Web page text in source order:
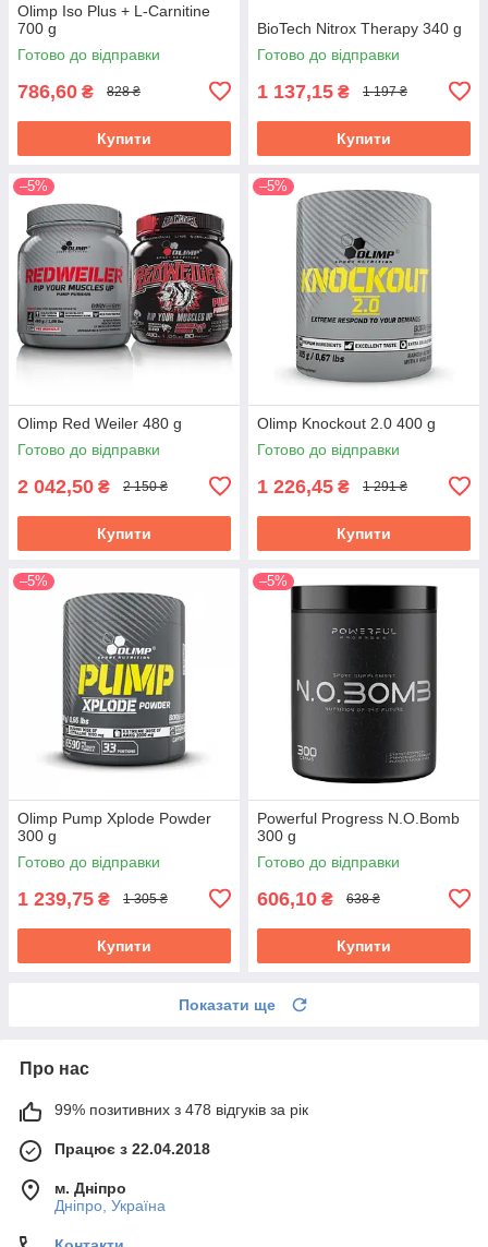
Olimp Iso Plus + L-Carnitine
700 g
Готово до відправки
786,60 ₴ 828 ₴
Купити
BioTech Nitrox Therapy 340 g
Готово до відправки
1 137,15 ₴ 1 197 ₴
Купити
–5%
Olimp Red Weiler 480 g
Готово до відправки
2 042,50 ₴ 2 150 ₴
Купити
–5%
Olimp Knockout 2.0 400 g
Готово до відправки
1 226,45 ₴ 1 291 ₴
Купити
–5%
Olimp Pump Xplode Powder
300 g
Готово до відправки
1 239,75 ₴ 1 305 ₴
Купити
–5%
Powerful Progress N.O.Bomb
300 g
Готово до відправки
606,10 ₴ 638 ₴
Купити
Показати ще
Про нас
99% позитивних з 478 відгуків за рік
Працює з 22.04.2018
м. Дніпро
Дніпро, Україна